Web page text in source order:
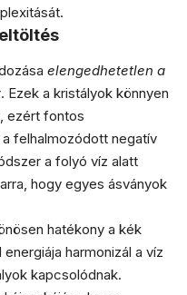
elengedhetetlen a
. Ezek a kristályok könnyen
ezért fontos
felhalmozódott negatív
a folyó víz alatt
hogy egyes ásványok
hatékony a kék
harmonizál a víz
kapcsolódnak.